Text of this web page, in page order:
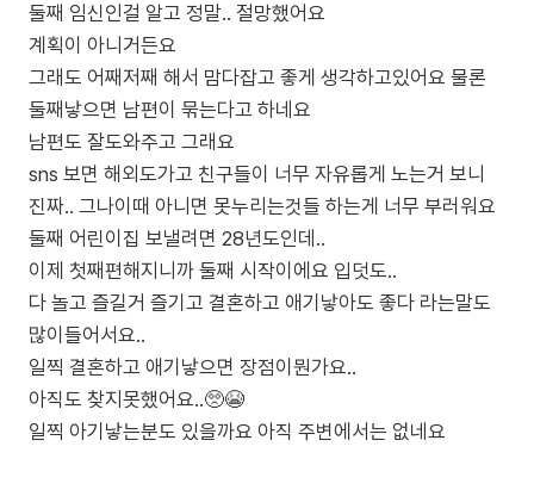
둘째 임신인걸 알고 정말.. 절망했어요
계획이 아니거든요
그래도 어째저째 해서 맘다잡고 좋게 생각하고있어요 물론
둘째낳으면 남편이 묶는다고 하네요
남편도 잘도와주고 그래요
sns 보면 해외도가고 친구들이 너무 자유롭게 노는거 보니
진짜.. 그나이때 아니면 못누리는것들 하는게 너무 부러워요
둘째 어린이집 보낼려면 28년도인데..
이제 첫째편해지니까 둘째 시작이에요 입덧도..
다 놀고 즐길거 즐기고 결혼하고 애기낳아도 좋다 라는말도
많이들어서요..
일찍 결혼하고 애기낳으면 장점이뭔가요..
아직도 찾지못했어요..🥺😭
일찍 아기낳는분도 있을까요 아직 주변에서는 없네요